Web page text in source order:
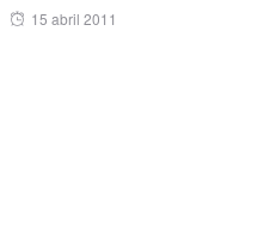
Posted
15 abril 2011